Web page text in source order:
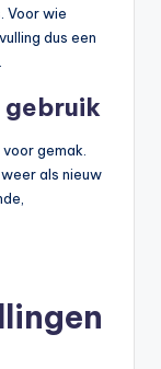
Voor wie
dus een
.
gebruik
gemak.
als nieuw